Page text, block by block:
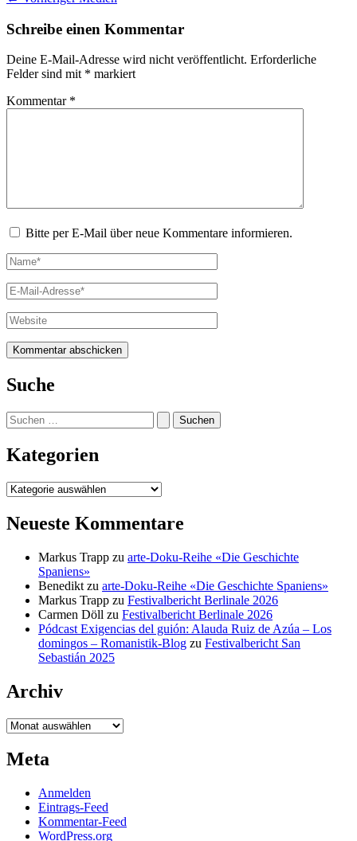
Schreibe einen Kommentar
Deine E-Mail-Adresse wird nicht veröffentlicht. Erforderliche
Felder sind mit * markiert
Kommentar *
Bitte per E-Mail über neue Kommentare informieren.
Name*
E-
Mail-
Adresse*
Website
Suche
Suchen
nach:
Kategorien
Kategorien
Neueste Kommentare
Markus Trapp zu arte-Doku-Reihe «Die Geschichte
Spaniens»
Benedikt zu arte-Doku-Reihe «Die Geschichte Spaniens»
Markus Trapp zu Festivalbericht Berlinale 2026
Carmen Döll zu Festivalbericht Berlinale 2026
Pódcast Exigencias del guión: Alauda Ruiz de Azúa – Los
domingos – Romanistik-Blog zu Festivalbericht San
Sebastián 2025
Archiv
Archiv
Meta
Anmelden
Eintrags-Feed
Kommentar-Feed
WordPress.org